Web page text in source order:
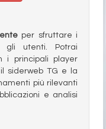
per sfruttare i
gli utenti. Potrai
i principali player
siderweb TG e la
più rilevanti
e analisi